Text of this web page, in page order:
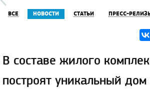
ВСЕ НОВОСТИ СТАТЬИ ПРЕСС-
В составе жилого
построят уникальный